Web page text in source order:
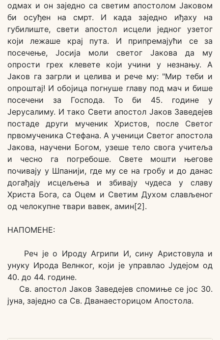
одмах и он заједно са светим апостолом Јаковом
би осуђен на смрт. И када заједно иђаху на
губилиште, свети апостол исцели једног узетог
који лежаше крај пута. И припремајући се за
посечење, Јосија моли светог Јакова да му
опрости грех клевете који учини у незнању. А
Јаков га загрли и целива и рече му: "Мир теби и
опроштај! И обојица погнуше главу под мач и бише
посечени за Господа. То би 45. године у
Јерусалиму. И тако Свети апостол Јаков Заведејев
постаде други мученик Христов, после Светог
првомученика Стефана. А ученици Светог апостола
Јакова, научени Богом, узеше тело свога учитеља
и чесно га погребоше. Свете мошти његове
почивају у Шпанији, где му се на гробу и до данас
догађају исцељења и збивају чудеса у славу
Христа Бога, са Оцем и Светим Духом слављеног
од челокупне твари вавек, амин[2].
НАПОМЕНЕ:
Реч је о Ироду Агрипи И, сину Аристовула и
унуку Ирода Велнког, који је управлао Јудејом од
40. до 44. године.
Св. апостол Јаков Заведејев спомиње се јос 30.
јуна, заједно са Св. Дванаесторицом Апостола.